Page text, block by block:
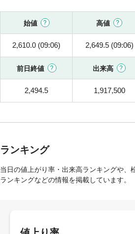
始値 高値
2,610.0 (09:06) 2,649.5 (09:06)
前日終値 出来高
2,494.5 1,917,500
ランキング
当日の値上がり率・出来高ランキングや、
ランキングなどの情報を掲載しています。